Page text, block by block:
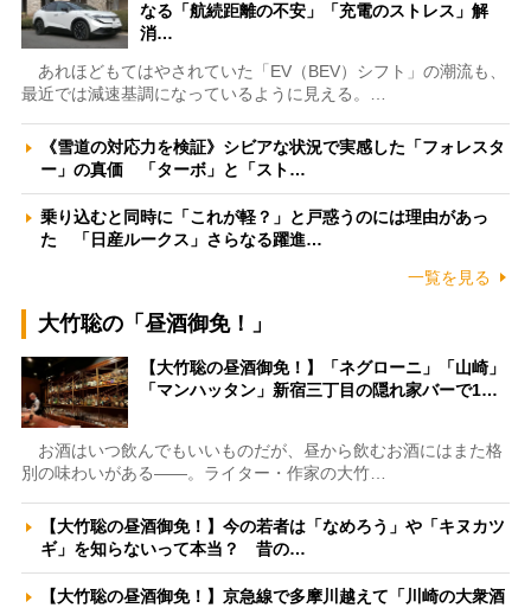
なる「航続距離の不安」「充電のストレス」解
消…
あれほどもてはやされていた「EV（BEV）シフト」の潮流も、
最近では減速基調になっているように見える。…
《雪道の対応力を検証》シビアな状況で実感した「フォレスタ
ー」の真価 「ターボ」と「スト…
乗り込むと同時に「これが軽？」と戸惑うのには理由があっ
た 「日産ルークス」さらなる躍進…
一覧を見る
大竹聡の「昼酒御免！」
【大竹聡の昼酒御免！】「ネグローニ」「山崎」
「マンハッタン」新宿三丁目の隠れ家バーで1…
お酒はいつ飲んでもいいものだが、昼から飲むお酒にはまた格
別の味わいがある――。ライター・作家の大竹…
【大竹聡の昼酒御免！】今の若者は「なめろう」や「キヌカツ
ギ」を知らないって本当？ 昔の…
【大竹聡の昼酒御免！】京急線で多摩川越えて「川崎の大衆酒